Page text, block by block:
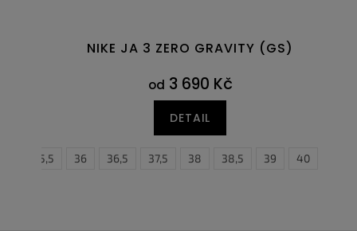
NIKE JA 3 ZERO GRAVITY (GS)
od 3 690 Kč
DETAIL
35,5 36 36,5 37,5 38 38,5 39 40